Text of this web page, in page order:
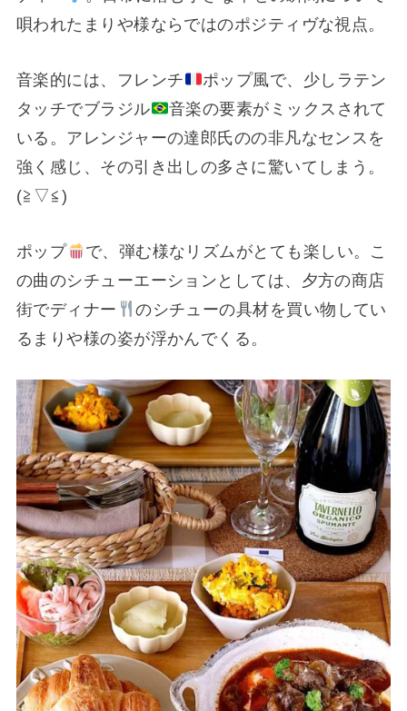
唄われたまりや様ならではのポジティヴな視点。
音楽的には、フレンチ
ポップ風で、少しラテン
タッチでブラジル
音楽の要素がミックスされて
いる。アレンジャーの達郎氏のの非凡なセンスを
強く感じ、その引き出しの多さに驚いてしまう。
(⁠≧⁠▽⁠≦⁠)
ポップ
で、弾む様なリズムがとても楽しい。こ
の曲のシチューエーションとしては、夕方の商店
街でディナー
のシチューの具材を買い物してい
るまりや様の姿が浮かんでくる。